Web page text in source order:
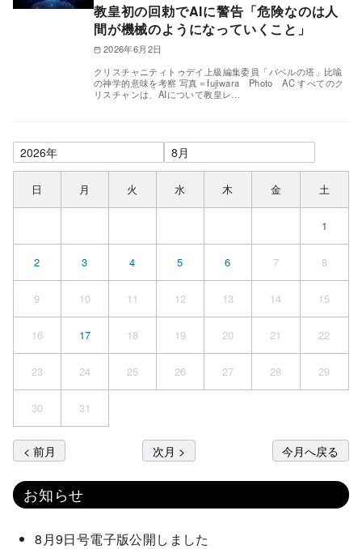
教皇初の回勅でAIに警告「危険なのは人
間が機械のようになっていくこと」
2026年6月2日
クリスチャニティトゥデイ上級編集委員「バベルの塔」比喩
の神学的意味を考察 写真＝fujiwara Photo AC すべてのク
リスチャンは、AIについて教皇レ…
日 月 火 水 木 金 土
1
2 3 4 5 6 7 8
9 10 11 12 13 14 15
16 17 18 19 20 21 22
23 24 25 26 27 28 29
30 31
< 前月 次月 > 今月へ戻る
お知らせ
8月9日号電子版公開しました